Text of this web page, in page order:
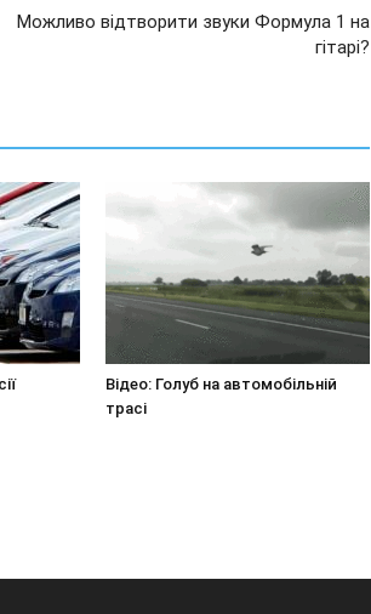
Можливо відтворити звуки Формула 1 на
гітарі?
Відео: Голуб на автомобільній
трасі